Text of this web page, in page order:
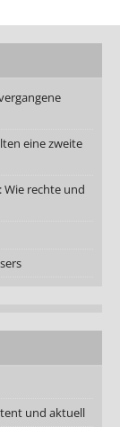
eine zweite
rechte und
und aktuell